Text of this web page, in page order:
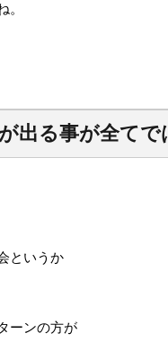
。
出る事が全てで
というか
ーンの方が